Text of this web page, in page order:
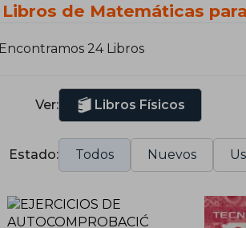
Libros de Matemáticas
Encontramos 24 Libros
Ver: Libros Físicos
Estado: Todos Nuevos